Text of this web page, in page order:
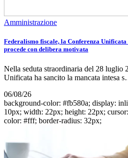
Amministrazione
Federalismo fiscale, la Conferenza
procede con delibera motivata
Nella seduta straordinaria del 28 luglio
Unificata ha sancito la mancata intesa
06/08/26
background-color: #fb580a; display:
10px; width: 22px; height: 22px;
color: #fff; border-radius: 32px;